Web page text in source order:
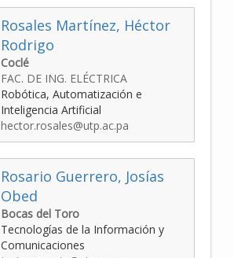
Rosales Martínez, Héctor
Rodrigo
Coclé
FAC. DE ING. ELÉCTRICA
Robótica, Automatización e
Inteligencia Artificial
hector.rosales@utp.ac.pa
Rosario Guerrero, Josías
Obed
Bocas del Toro
Tecnologías de la Información y
Comunicaciones